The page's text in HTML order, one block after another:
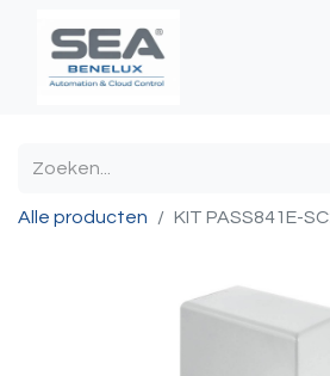
Alle producten KIT PASS841E-